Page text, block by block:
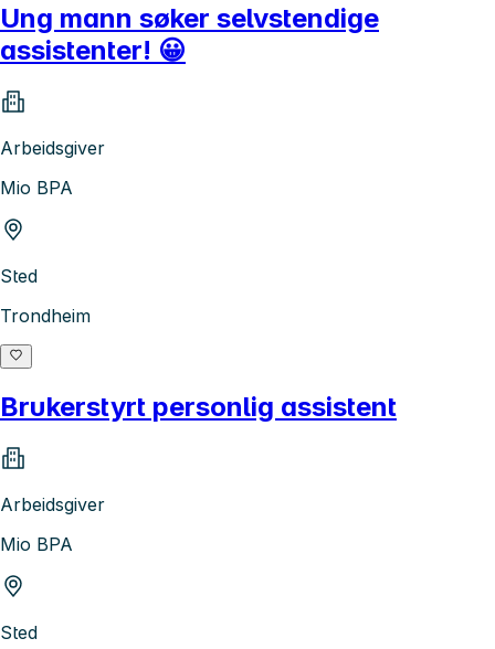
Ung mann søker selvstendige
assistenter! 😀
Arbeidsgiver
Mio BPA
Sted
Trondheim
Brukerstyrt personlig assistent
Arbeidsgiver
Mio BPA
Sted